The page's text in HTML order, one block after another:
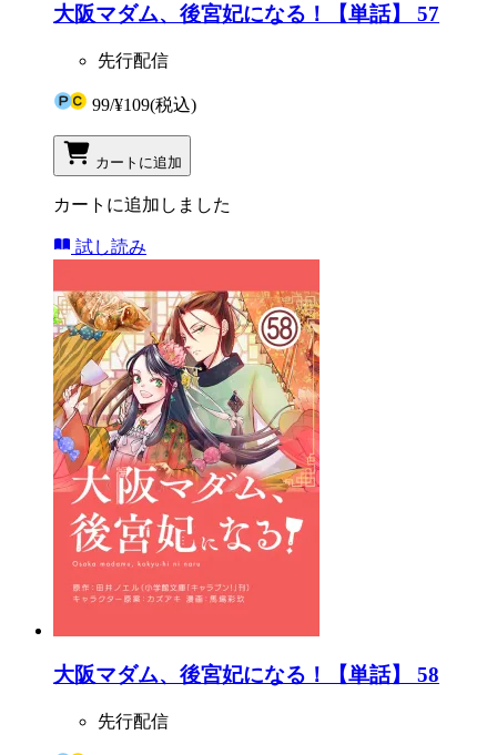
大阪マダム、後宮妃になる！【単話】 57
先行配信
99/¥109(税込)
カートに追加
カートに追加しました
試し読み
大阪マダム、後宮妃になる！【単話】 58
先行配信